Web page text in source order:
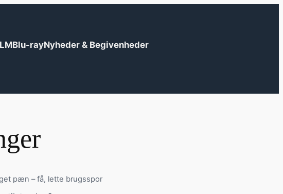
Blu-rayNyheder & Begivenheder
pæn – få, lette brugsspor